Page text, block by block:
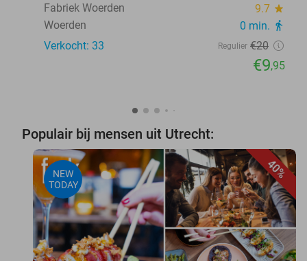
Fabriek Woerden
9.7 star
Woerden 0 min. directions_walk
Verkocht: 33 Regulier €20
€9,95
Populair bij mensen uit Utrecht:
40%
NEW
TODAY